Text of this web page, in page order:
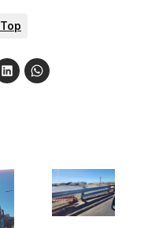
Top